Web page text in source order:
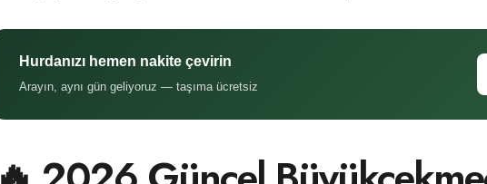
Hurdanızı hemen nakite çevirin
Arayın, aynı gün geliyoruz — taşıma ücretsiz